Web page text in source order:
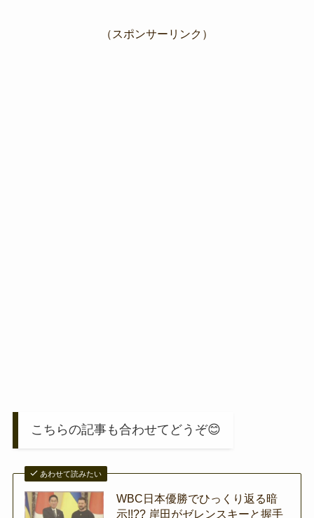
（スポンサーリンク）
こちらの記事も合わせてどうぞ😊
あわせて読みたい
WBC日本優勝でひっくり返る暗
示!!?? 岸田がゼレンスキーと握手